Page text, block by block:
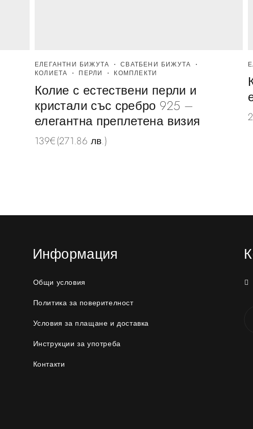
ЕЛЕГАНТНИ БИЖУТА
СВАТБЕНИ БИЖУТА
КОЛИЕТА
ПЕРЛИ КОМПЛЕКТИ
Колие с естествени перли и
кристали със сребро 925 –
елегантна преплетена визия
139€(271.86 лв.)
Информация
Общи условия
Политика за поверителност
Условия за плащане и доставка
Инструкции за употреба
Контакти